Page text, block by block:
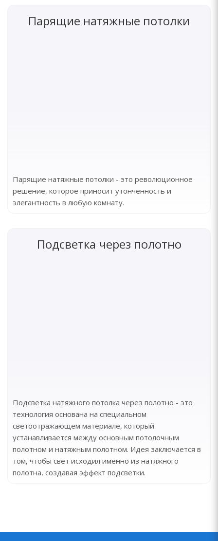
Парящие натяжные потолки
Парящие натяжные потолки - это революционное
решение, которое приносит утонченность и
элегантность в любую комнату.
Подсветка через полотно
Подсветка натяжного потолка через полотно - это
технология основана на специальном
светоотражающем материале, который
устанавливается между основным потолочным
полотном и натяжным полотном. Идея заключается в
том, чтобы свет исходил именно из натяжного
полотна, создавая эффект подсветки.